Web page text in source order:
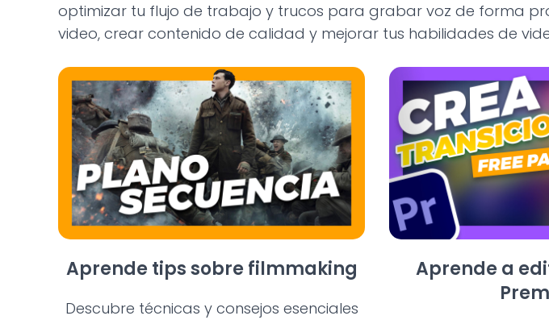
optimizar tu flujo de trabajo y trucos para grabar voz de forma
video, crear contenido de calidad y mejorar tus habilidades de
Aprende tips sobre filmmaking
Descubre técnicas y consejos esenciales
Aprende a